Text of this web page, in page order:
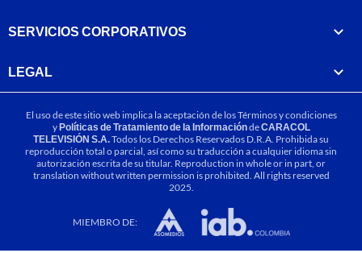
SERVICIOS CORPORATIVOS
LEGAL
El uso de este sitio web implica la aceptación de losTérminos y condiciones
yPolíticas de Tratamiento de la InformacióndeCARACOL
TELEVISIÓN S.A.Todos los Derechos Reservados D.R.A. Prohibida su
reproducción total o parcial, así como su traducción a cualquier idioma sin
autorización escrita de su titular. Reproduction in whole or in part, or
translation without written permission is prohibited. All rights reserved
2025.
MIEMBRO DE: